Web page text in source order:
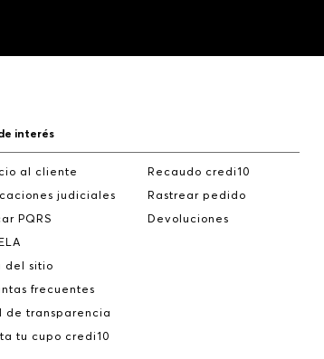
interés
al cliente
judiciales
PQRS
del sitio
frecuentes
de transparencia
tu cupo credi10
Recaudo credi10
Rastrear pedido
Devoluciones